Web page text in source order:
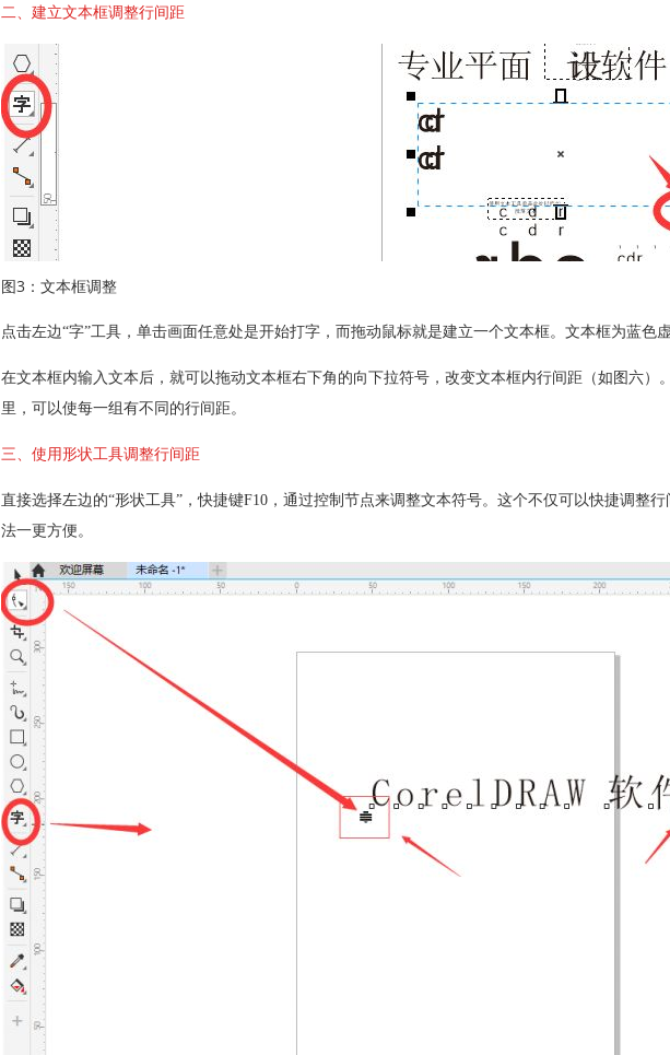
二、建立文本框调整行间距
图3：文本框调整
点击左边“字”工具，单击画面任意处是开始打字，而拖动鼠标就是建立一个文本框。文本框为蓝色虚
在文本框内输入文本后，就可以拖动文本框右下角的向下拉符号，改变文本框内行间距（如图六）
里，可以使每一组有不同的行间距。
三、使用形状工具调整行间距
直接选择左边的“形状工具”，快捷键F10，通过控制节点来调整文本符号。这个不仅可以快捷调整
法一更方便。